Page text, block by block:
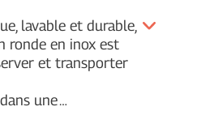
lavable et durable,
ronde en inox est
et transporter
une…